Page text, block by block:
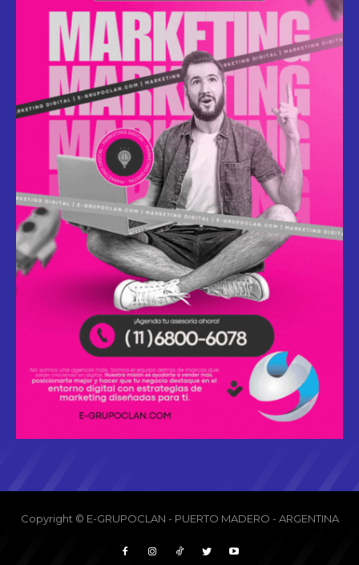
Copyright © E-GRUPOCLAN - PUERTO MADERO - ARGENTINA